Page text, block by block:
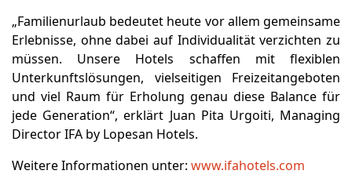
„Familienurlaub bedeutet heute vor allem gemeinsame
Erlebnisse, ohne dabei auf Individualität verzichten zu
müssen. Unsere Hotels schaffen mit flexiblen
Unterkunftslösungen, vielseitigen Freizeitangeboten
und viel Raum für Erholung genau diese Balance für
jede Generation“, erklärt Juan Pita Urgoiti, Managing
Director IFA by Lopesan Hotels.
Weitere Informationen unter: www.ifahotels.com